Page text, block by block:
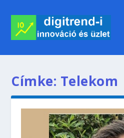
Címke: Telekom